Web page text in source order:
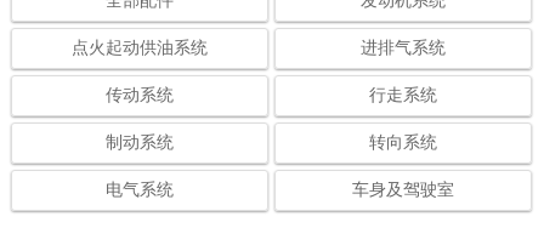
点火起动供油系统 进排气系统
传动系统 行走系统
制动系统 转向系统
电气系统 车身及驾驶室